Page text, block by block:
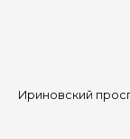
Ириновский